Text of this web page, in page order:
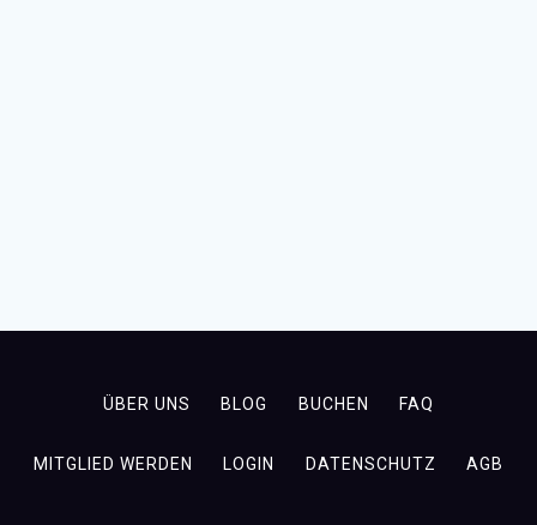
ÜBER UNS BLOG BUCHEN FAQ
MITGLIED WERDEN LOGIN DATENSCHUTZ AGB